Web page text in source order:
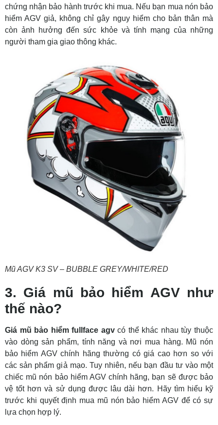
chứng nhận bảo hành trước khi mua. Nếu bạn mua nón bảo
hiểm AGV giả, không chỉ gây nguy hiểm cho bản thân mà
còn ảnh hưởng đến sức khỏe và tính mạng của những
người tham gia giao thông khác.
Mũ AGV K3 SV – BUBBLE GREY/WHITE/RED
3. Giá mũ bảo hiểm AGV như
thế nào?
Giá mũ bảo hiểm fullface agvcó thể khác nhau tùy thuộc
vào dòng sản phẩm, tính năng và nơi mua hàng. Mũ nón
bảo hiểm AGV chính hãng thường có giá cao hơn so với
các sản phẩm giả mạo. Tuy nhiên, nếu bạn đầu tư vào một
chiếc mũ nón bảo hiểm AGV chính hãng, bạn sẽ được bảo
vệ tốt hơn và sử dụng được lâu dài hơn. Hãy tìm hiểu kỹ
trước khi quyết định mua mũ nón bảo hiểm AGV để có sự
lựa chọn hợp lý.